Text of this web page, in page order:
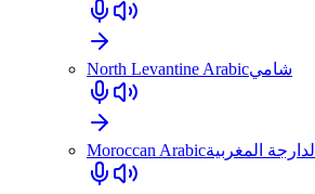
North Levantine Arabicشامي
Moroccan Arabicالدارجة المغربية